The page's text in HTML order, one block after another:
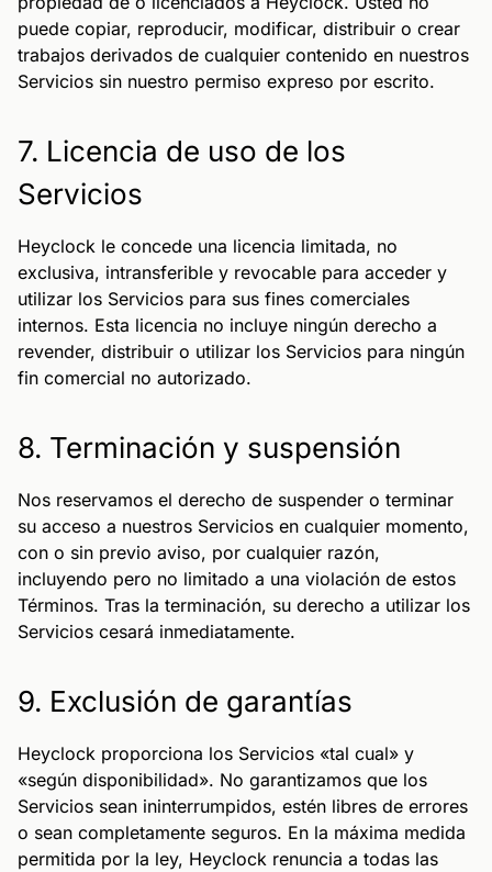
puede copiar, reproducir, modificar, distribuir o crear
trabajos derivados de cualquier contenido en nuestros
Servicios sin nuestro permiso expreso por escrito.
7. Licencia de uso de los
Servicios
Heyclock le concede una licencia limitada, no
exclusiva, intransferible y revocable para acceder y
utilizar los Servicios para sus fines comerciales
internos. Esta licencia no incluye ningún derecho a
revender, distribuir o utilizar los Servicios para ningún
fin comercial no autorizado.
8. Terminación y suspensión
Nos reservamos el derecho de suspender o terminar
su acceso a nuestros Servicios en cualquier momento,
con o sin previo aviso, por cualquier razón,
incluyendo pero no limitado a una violación de estos
Términos. Tras la terminación, su derecho a utilizar los
Servicios cesará inmediatamente.
9. Exclusión de garantías
Heyclock proporciona los Servicios «tal cual» y
«según disponibilidad». No garantizamos que los
Servicios sean ininterrumpidos, estén libres de errores
o sean completamente seguros. En la máxima medida
permitida por la ley, Heyclock renuncia a todas las